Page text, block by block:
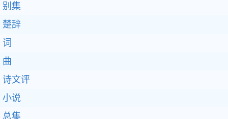
别集
楚辞
词
曲
诗文评
小说
总集